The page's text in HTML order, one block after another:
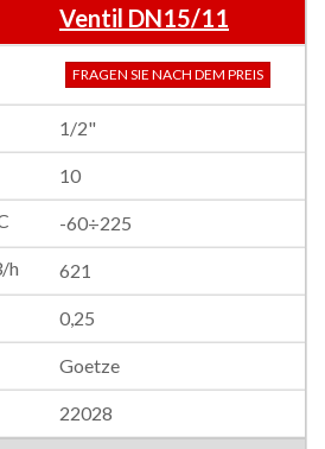
Ventil DN15/11
FRAGEN SIE NACH DEM PREIS
1/2"
10
-60÷225
621
0,25
Goetze
22028